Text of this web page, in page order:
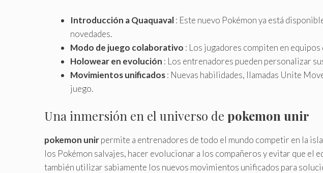
Introducción a Quaquaval: Este nuevo Pokémon ya está
novedades.
Modo de juego colaborativo : Los jugadores compiten en
Holowear en evolución : Los entrenadores pueden personalizar
Movimientos unificados: Nuevas habilidades, llamadas Unite
juego.
Una inmersión en el universo de pokemon unir
pokemon unirpermite a entrenadores de todo el mundo competir en la
los Pokémon salvajes, hacer evolucionar a los compañeros y evitar que
también utilizar sabiamente los nuevos movimientos unificados para